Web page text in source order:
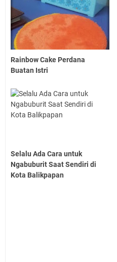
Rainbow Cake Perdana
Buatan Istri
Selalu Ada Cara untuk
Ngabuburit Saat Sendiri di
Kota Balikpapan